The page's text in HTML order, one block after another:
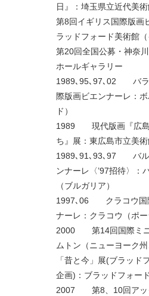
日』：埼玉県立近代美
第8回イギリス国際版画
ラッドフォード美術館（
第20回全国公募・神奈
ホールギャラリー
1989､95､97､02 バラ
際版画ビエンナーレ：
ド）
1989 現代版画『広島
ち』展：東広島市立美
1989､91､93､97 バル
ンナーレ〈’97招待〉：
（ブルガリア）
1997､06 クラコウ国
ナーレ：クラコウ（ポー
2000 第14回国際ミニ
ムトン（ニューヨーク州
「昔と今」展(ブラッド
企画)：ブラッドフォー
2007 第8、10回アッ